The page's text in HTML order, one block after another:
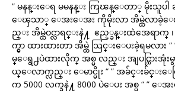
” မနန္းေရ မမနန္း ကြၽန္ေတာ္ မိုးသူပါ ဆို
ေၾသာ္ ေအးေအး ကိုမိုးလာ အိမ္ထဲလာခဲ့ေ
ည္း အိမ္ထဲဝင္လာရင္းနဲ႔ ဧည့္ခန္းထဲအေရာက္ ၊ ”
က္မွာ ထားထားတာ အိမ္ထဲ သြင္းေပးခဲ့ရမလား
မ္ေရွ႕ပဲထားလိုက္ အစ္မ လည္း အျပင္သြားအုံး
ယ္ေလာက္လည္း ေမာင္မိုး “ ” အခ်င္းခ်င္းေတ
က 5000 လက္ခနဲ႔ 8000 ပဲေပး အစ္မ “ ” ေအ